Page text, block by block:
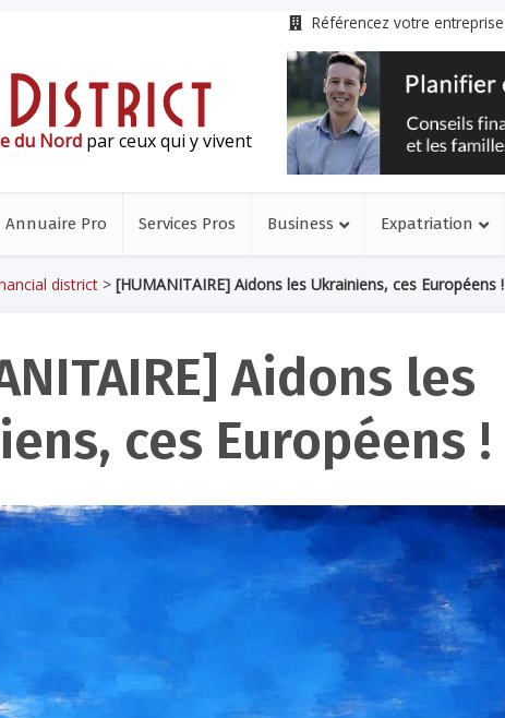
Référencez votre entreprise
du Nord par ceux qui y vivent
Annuaire Pro Services Pros Business Expatriation
district > [HUMANITAIRE] Aidons les Ukrainiens, ces Européens !
Aidons les
ces Européens !